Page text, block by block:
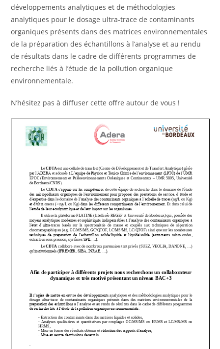
développements analytiques et de méthodologies
analytiques pour le dosage ultra-trace de contaminants
organiques présents dans des matrices environnementales
de la préparation des échantillons à l’analyse et au rendu
de résultats dans le cadre de différents programmes de
recherche liés à l’étude de la pollution organique
environnementale.
N’hésitez pas à diffuser cette offre autour de vous !